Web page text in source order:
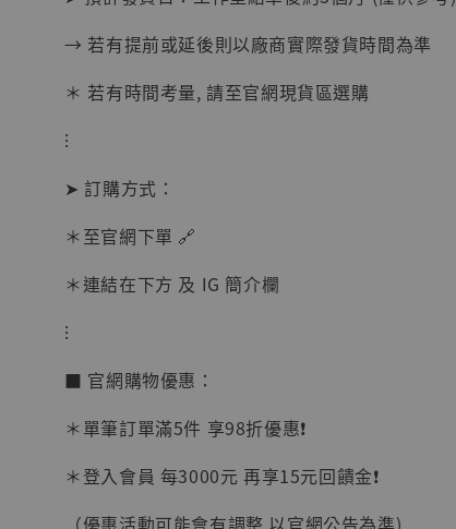
加購優惠【讓子彈飛 鵝城縣長 張麻子 [BK01]】
【現貨】
BJSTUDIO 1/6系列
可動蒐藏人偶 讓子
彈飛 鵝城縣長 張麻
子 [BK01]
- +
→ 若有提前或延後則以廠商實際發貨時間為準
＊ 若有時間考量, 請至官網現貨區選購
⁝
➤ 訂購方式：
＊至官網下單 🔗
＊連結在下方 及 IG 簡介欄
⁝
■ 官網購物優惠：
＊單筆訂單滿5件 享98折優惠❗️
＊登入會員 每3000元 再享15元回饋金❗️
（優惠活動可能會有調整 以官網公告為準)